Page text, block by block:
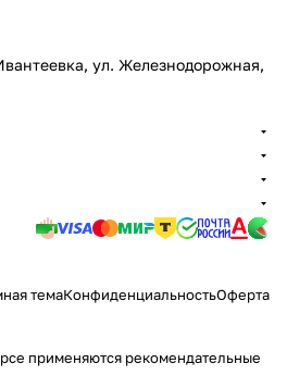
ул. Железнодорожная,
темаКонфиденциальностьОферта
применяются рекомендательные